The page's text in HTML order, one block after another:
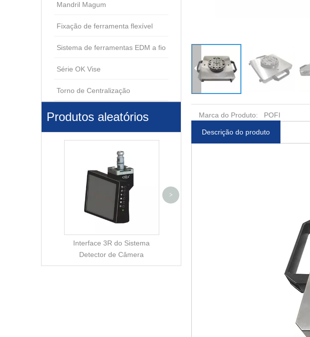
Mandril Magum
Fixação de ferramenta flexível
Sistema de ferramentas EDM a fio
Série OK Vise
Torno de Centralização
Produtos aleatórios
Interface 3R do Sistema
Detector de Câmera
Electorde Holder Uniplate
ER-009219 ER-010644
Suporte
>
Marca do Produto: POFI
Descrição do produto